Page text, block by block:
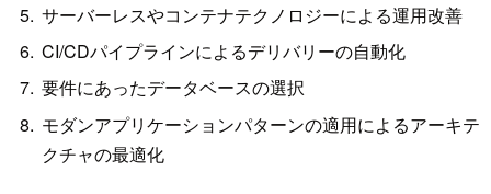
サーバーレスやコンテナテクノロジーによる運用改善
CI/CDパイプラインによるデリバリーの自動化
要件にあったデータベースの選択
モダンアプリケーションパターンの適用によるアーキテ
クチャの最適化